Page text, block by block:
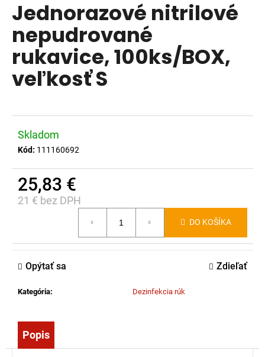
produktu
je
0,0
z
5
hviezdičiek.
Jednorazové nitrilové
nepudrované
rukavice, 100ks/BOX,
veľkosť S
Skladom
Kód: 111160692
25,83 €
21 € bez DPH
DO KOŠÍKA
Kategória: Dezinfekcia rúk
Opýtať sa Zdieľať
Popis
á
j
s
ť
?
O
d
r
ú
č
a
m
ZÁSAHOVÁ